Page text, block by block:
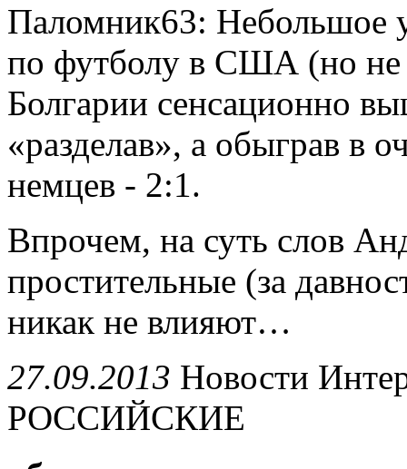
Паломник63: Небольшое
по футболу в США (но не
Болгарии сенсационно
«разделав», а обыграв в
немцев - 2:1.
Впрочем, на суть слов
простительные (за
никак не влияют…
27.09.2013 Новости
РОССИЙСКИЕ